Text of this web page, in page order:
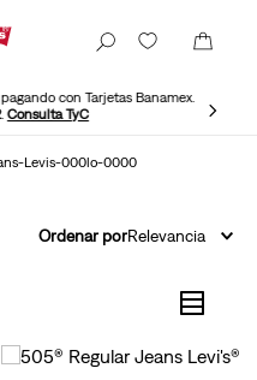
con Tarjetas Banamex.
. Consulta TyC
Levis-000lo-0000
Ordenar porRelevancia